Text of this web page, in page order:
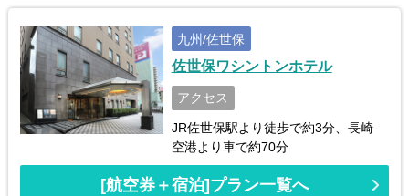
九州/佐世保
佐世保ワシントンホテル
アクセス
JR佐世保駅より徒歩で約3分、長崎
空港より車で約70分
[航空券＋宿泊]プラン一覧へ